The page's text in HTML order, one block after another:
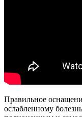
Правильное
ослабленному